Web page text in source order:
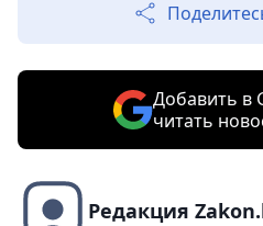
Добавить в
читать
Редакция